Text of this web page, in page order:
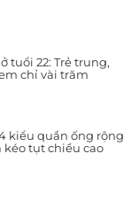
tuổi 22: Trẻ trung,
chỉ vài trăm
kiểu quần ống rộng
kéo tụt chiều cao